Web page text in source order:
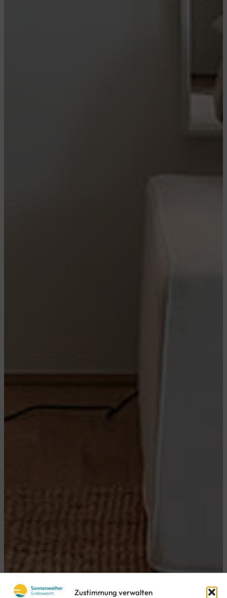
Zustimmung verwalten